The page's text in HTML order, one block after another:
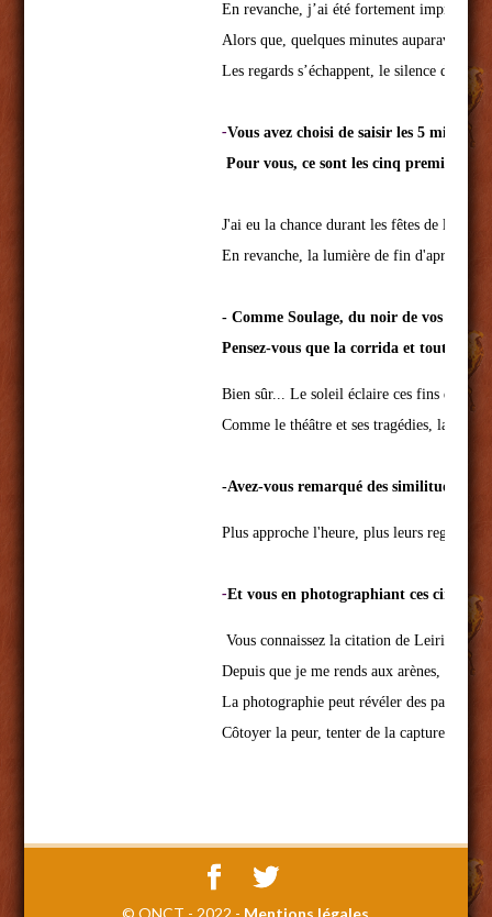
En revanche, j’ai été fortement
Alors que, quelques minutes auparavant
Les regards s’échappent, le silence des
-Vous avez choisi de saisir les 5
Pour vous, ce sont les cinq premières
J'ai eu la chance durant les fêtes de la
En revanche, la lumière de fin d'après-
- Comme Soulage, du noir de vos
Bien sûr... Le soleil éclaire ces fins
Comme le théâtre et ses tragédies, la
Plus approche l'heure, plus leurs regards
-Et vous en photographiant ces cinq
Vous connaissez la citation de Leiris qui
Depuis que je me rends aux arènes, nous
La photographie peut révéler des pans
Côtoyer la peur, tenter de la capturer.
© ONCT - 2022 - Mentions légales